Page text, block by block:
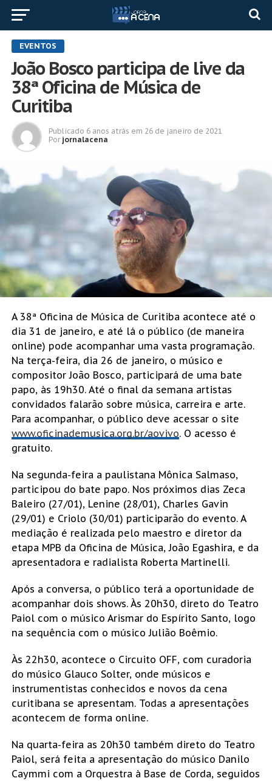
EVENTOS
João Bosco participa de live da
38ª Oficina de Música de
Curitiba
Publicado 6 anos atrás em 26 de janeiro de 2021
Por jornalacena
A 38ª Oficina de Música de Curitiba acontece até o
dia 31 de janeiro, e até lá o público (de maneira
online) pode acompanhar uma vasta programação.
Na terça-feira, dia 26 de janeiro, o músico e
compositor João Bosco, participará de uma bate
papo, às 19h30. Até o final da semana artistas
convidados falarão sobre música, carreira e arte.
Para acompanhar, o público deve acessar o site
www.oficinademusica.org.br/aovivo. O acesso é
gratuito.
Na segunda-feira a paulistana Mônica Salmaso,
participou do bate papo. Nos próximos dias Zeca
Baleiro (27/01), Lenine (28/01), Charles Gavin
(29/01) e Criolo (30/01) participarão do evento. A
mediação é realizada pelo maestro e diretor da
etapa MPB da Oficina de Música, João Egashira, e da
apresentadora e radialista Roberta Martinelli.
Após a conversa, o público terá a oportunidade de
acompanhar dois shows. Às 20h30, direto do Teatro
Paiol com o músico Arismar do Espírito Santo, logo
na sequência com o músico Julião Boêmio.
Às 22h30, acontece o Circuito OFF, com curadoria
do músico Glauco Solter, onde músicos e
instrumentistas conhecidos e novos da cena
curitibana se apresentam. Todas a apresentações
acontecem de forma online.
Na quarta-feira as 20h30 também direto do Teatro
Paiol, será feita a apresentação do músico Danilo
Caymmi com a Orquestra à Base de Corda, seguidos